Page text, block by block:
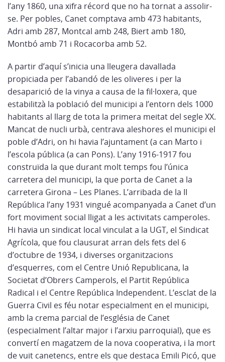
l’any 1860, una xifra récord que no ha tornat a assolir-
se. Per pobles, Canet comptava amb 473 habitants,
Adri amb 287, Montcal amb 248, Biert amb 180,
Montbó amb 71 i Rocacorba amb 52.
A partir d’aquí s’inicia una lleugera davallada
propiciada per l’abandó de les oliveres i per la
desaparició de la vinya a causa de la fil·loxera, que
estabilitzà la població del municipi a l’entorn dels 1000
habitants al llarg de tota la primera meitat del segle XX.
Mancat de nucli urbà, centrava aleshores el municipi el
poble d’Adri, on hi havia l’ajuntament (a can Marto i
l’escola pública (a can Pons). L’any 1916-1917 fou
construïda la que durant molt temps fou l’única
carretera del municipi, la que porta de Canet a la
carretera Girona – Les Planes. L’arribada de la II
República l’any 1931 vingué acompanyada a Canet d’un
fort moviment social lligat a les activitats camperoles.
Hi havia un sindicat local vinculat a la UGT, el Sindicat
Agrícola, que fou clausurat arran dels fets del 6
d’octubre de 1934, i diverses organitzacions
d’esquerres, com el Centre Unió Republicana, la
Societat d’Obrers Camperols, el Partit República
Radical i el Centre República Independent. L’esclat de la
Guerra Civil es féu notar especialment en el municipi,
amb la crema parcial de l’església de Canet
(especialment l’altar major i l’arxiu parroquial), que es
convertí en magatzem de la nova cooperativa, i la mort
de vuit canetencs, entre els que destaca Emili Picó, que